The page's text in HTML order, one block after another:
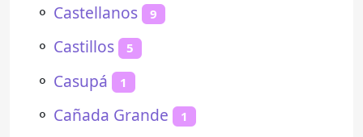
⚬ Castellanos 9
⚬ Castillos 5
⚬ Casupá 1
⚬ Cañada Grande 1